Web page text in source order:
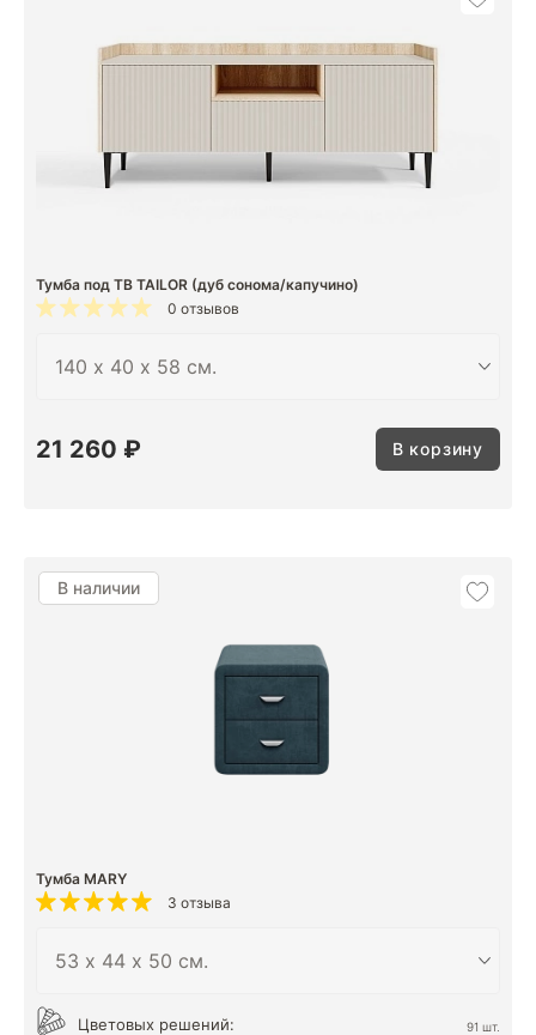
Тумба под ТВ TAILOR (дуб сонома/капучино)
0 отзывов
21 260 ₽ В корзину
В наличии
Тумба MARY
3 отзыва
Цветовых решений: 91 шт.